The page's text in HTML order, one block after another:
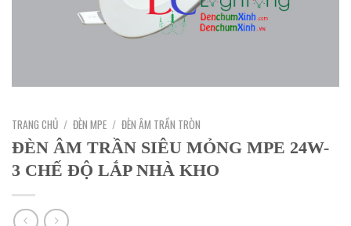
TRANG CHỦ / ĐÈN MPE / ĐÈN ÂM TRẦN TRÒN
ĐÈN ÂM TRẦN SIÊU MỎNG MPE 24W-
3 CHẾ ĐỘ LẮP NHÀ KHO